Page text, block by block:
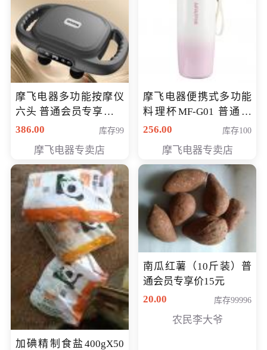
摩飞电器多功能按摩仪
六头 普通会员专享价格
199元
386.00 库存99
摩飞电器专卖店
摩飞电器便携式多功能
料理杯MF-G01 普通会
员专享价格118元
256.00 库存100
摩飞电器专卖店
加碘精制食盐400gX50
南瓜红薯（10斤装）普
通会员专享价15元
20.00
库存99996
农民李大爷